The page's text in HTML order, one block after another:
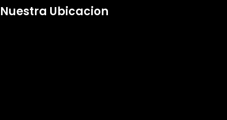
Nuestra Ubicacion